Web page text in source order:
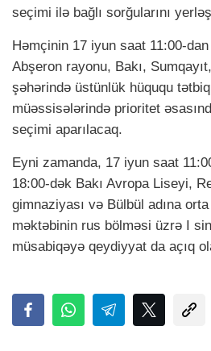
seçimi ilə bağlı sorğularını
Həmçinin 17 iyun saat 11:00-
Abşeron rayonu, Bakı,
şəhərində üstünlük hüququ
müəssisələrində prioritet
seçimi aparılacaq.
Eyni zamanda, 17 iyun saat
18:00-dək Bakı Avropa Liseyi,
gimnaziyası və Bülbül adına
məktəbinin rus bölməsi üzrə I
müsabiqəyə qeydiyyat da açıq